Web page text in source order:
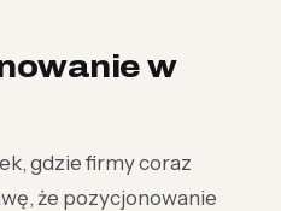
w
gdzie firmy coraz
że pozycjonowanie